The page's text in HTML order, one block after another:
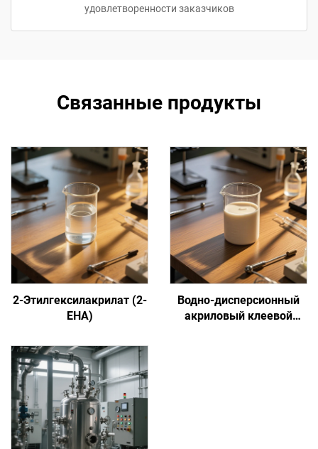
удовлетворенности заказчиков
Связанные продукты
2-Этилгексилакрилат (2-
EHA)
Водно-дисперсионный
акриловый клеевой